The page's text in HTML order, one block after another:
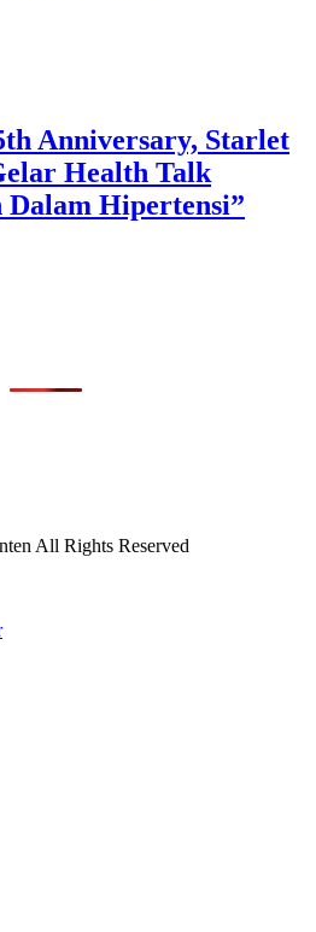
Anniversary, Starlet
Health Talk
Dalam Hipertensi”
All Rights Reserved